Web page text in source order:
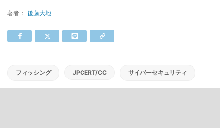
著者： 後藤大地
フィッシング JPCERT/CC サイバーセキュリティ